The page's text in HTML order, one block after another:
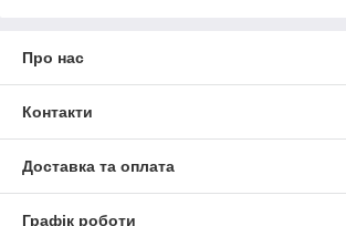
Про нас
Контакти
Доставка та оплата
Графік роботи